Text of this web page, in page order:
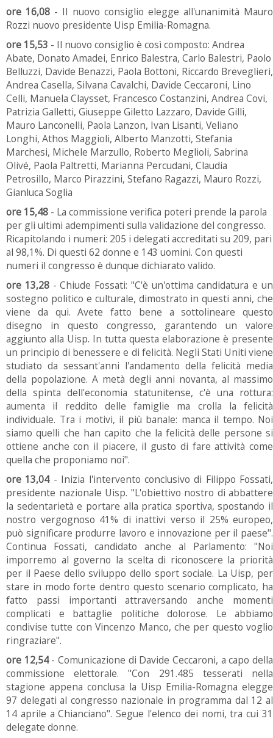
ore 16,08 - Il nuovo consiglio elegge all'unanimità Mauro
Rozzi nuovo presidente Uisp Emilia-Romagna.
ore 15,53 - Il nuovo consiglio è così composto: Andrea
Abate, Donato Amadei, Enrico Balestra, Carlo Balestri, Paolo
Belluzzi, Davide Benazzi, Paola Bottoni, Riccardo Breveglieri,
Andrea Casella, Silvana Cavalchi, Davide Ceccaroni, Lino
Celli, Manuela Claysset, Francesco Costanzini, Andrea Covi,
Patrizia Galletti, Giuseppe Giletto Lazzaro, Davide Gilli,
Mauro Lanconelli, Paola Lanzon, Ivan Lisanti, Veliano
Longhi, Athos Maggioli, Alberto Manzotti, Stefania
Marchesi, Michele Marzullo, Roberto Meglioli, Sabrina
Olivé, Paola Paltretti, Marianna Percudani, Claudia
Petrosillo, Marco Pirazzini, Stefano Ragazzi, Mauro Rozzi,
Gianluca Soglia
ore 15,48 - La commissione verifica poteri prende la parola
per gli ultimi adempimenti sulla validazione del congresso.
Ricapitolando i numeri: 205 i delegati accreditati su 209, pari
al 98,1%. Di questi 62 donne e 143 uomini. Con questi
numeri il congresso è dunque dichiarato valido.
ore 13,28- Chiude Fossati: "C'è un'ottima candidatura e un
sostegno politico e culturale, dimostrato in questi anni, che
viene da qui. Avete fatto bene a sottolineare questo
disegno in questo congresso, garantendo un valore
aggiunto alla Uisp. In tutta questa elaborazione è presente
un principio di benessere e di felicità. Negli Stati Uniti viene
studiato da sessant'anni l'andamento della felicità media
della popolazione. A metà degli anni novanta, al massimo
della spinta dell'economia statunitense, c'è una rottura:
aumenta il reddito delle famiglie ma crolla la felicità
individuale. Tra i motivi, il più banale: manca il tempo. Noi
siamo quelli che han capito che la felicità delle persone si
ottiene anche con il piacere, il gusto di fare attività come
quella che proponiamo noi".
ore 13,04- Inizia l'intervento conclusivo di Filippo Fossati,
presidente nazionale Uisp. "L'obiettivo nostro di abbattere
la sedentarietà e portare alla pratica sportiva, spostando il
nostro vergognoso 41% di inattivi verso il 25% europeo,
può significare produrre lavoro e innovazione per il paese".
Continua Fossati, candidato anche al Parlamento: "Noi
imporremo al governo la scelta di riconoscere la priorità
per il Paese dello sviluppo dello sport sociale. La Uisp, per
stare in modo forte dentro questo scenario complicato, ha
fatto passi importanti attraversando anche momenti
complicati e battaglie politiche dolorose. Le abbiamo
condivise tutte con Vincenzo Manco, che per questo voglio
ringraziare".
ore 12,54- Comunicazione di Davide Ceccaroni, a capo della
commissione elettorale. "Con 291.485 tesserati nella
stagione appena conclusa la Uisp Emilia-Romagna elegge
97 delegati al congresso nazionale in programma dal 12 al
14 aprile a Chianciano". Segue l'elenco dei nomi, tra cui 31
delegate donne.